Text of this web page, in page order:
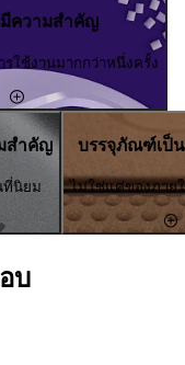
ความสำคัญ
ใช้งานมากกว่าหนึ่งครั้ง
สำคัญ
ที่นิยม
บรรจุภัณฑ์เป็
ไม่ใช่แค่ของภาย
บ